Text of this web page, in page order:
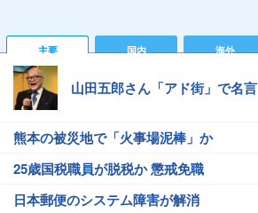
主要 国内 海外
山田五郎さん「アド街」で名言
熊本の被災地で「火事場泥棒」か
25歳国税職員が脱税か 懲戒免職
日本郵便のシステム障害が解消